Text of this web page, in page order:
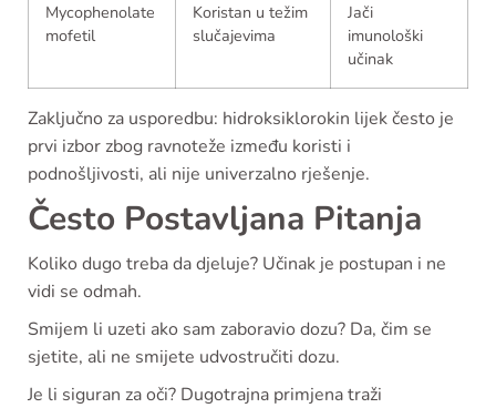
Mycophenolate
mofetil
Koristan u težim
slučajevima
Jači
imunološki
učinak
Zaključno za usporedbu: hidroksiklorokin lijek često je
prvi izbor zbog ravnoteže između koristi i
podnošljivosti, ali nije univerzalno rješenje.
Često Postavljana Pitanja
Koliko dugo treba da djeluje? Učinak je postupan i ne
vidi se odmah.
Smijem li uzeti ako sam zaboravio dozu? Da, čim se
sjetite, ali ne smijete udvostručiti dozu.
Je li siguran za oči? Dugotrajna primjena traži